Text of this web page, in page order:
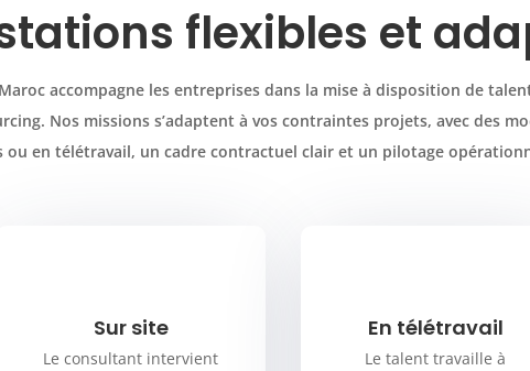
flexibles et
accompagne les entreprises dans la mise à disposition de
Nos missions s’adaptent à vos contraintes projets, avec des
ou en télétravail, un cadre contractuel clair et un pilotage
Sur site
Le consultant intervient
En télétravail
Le talent travaille à